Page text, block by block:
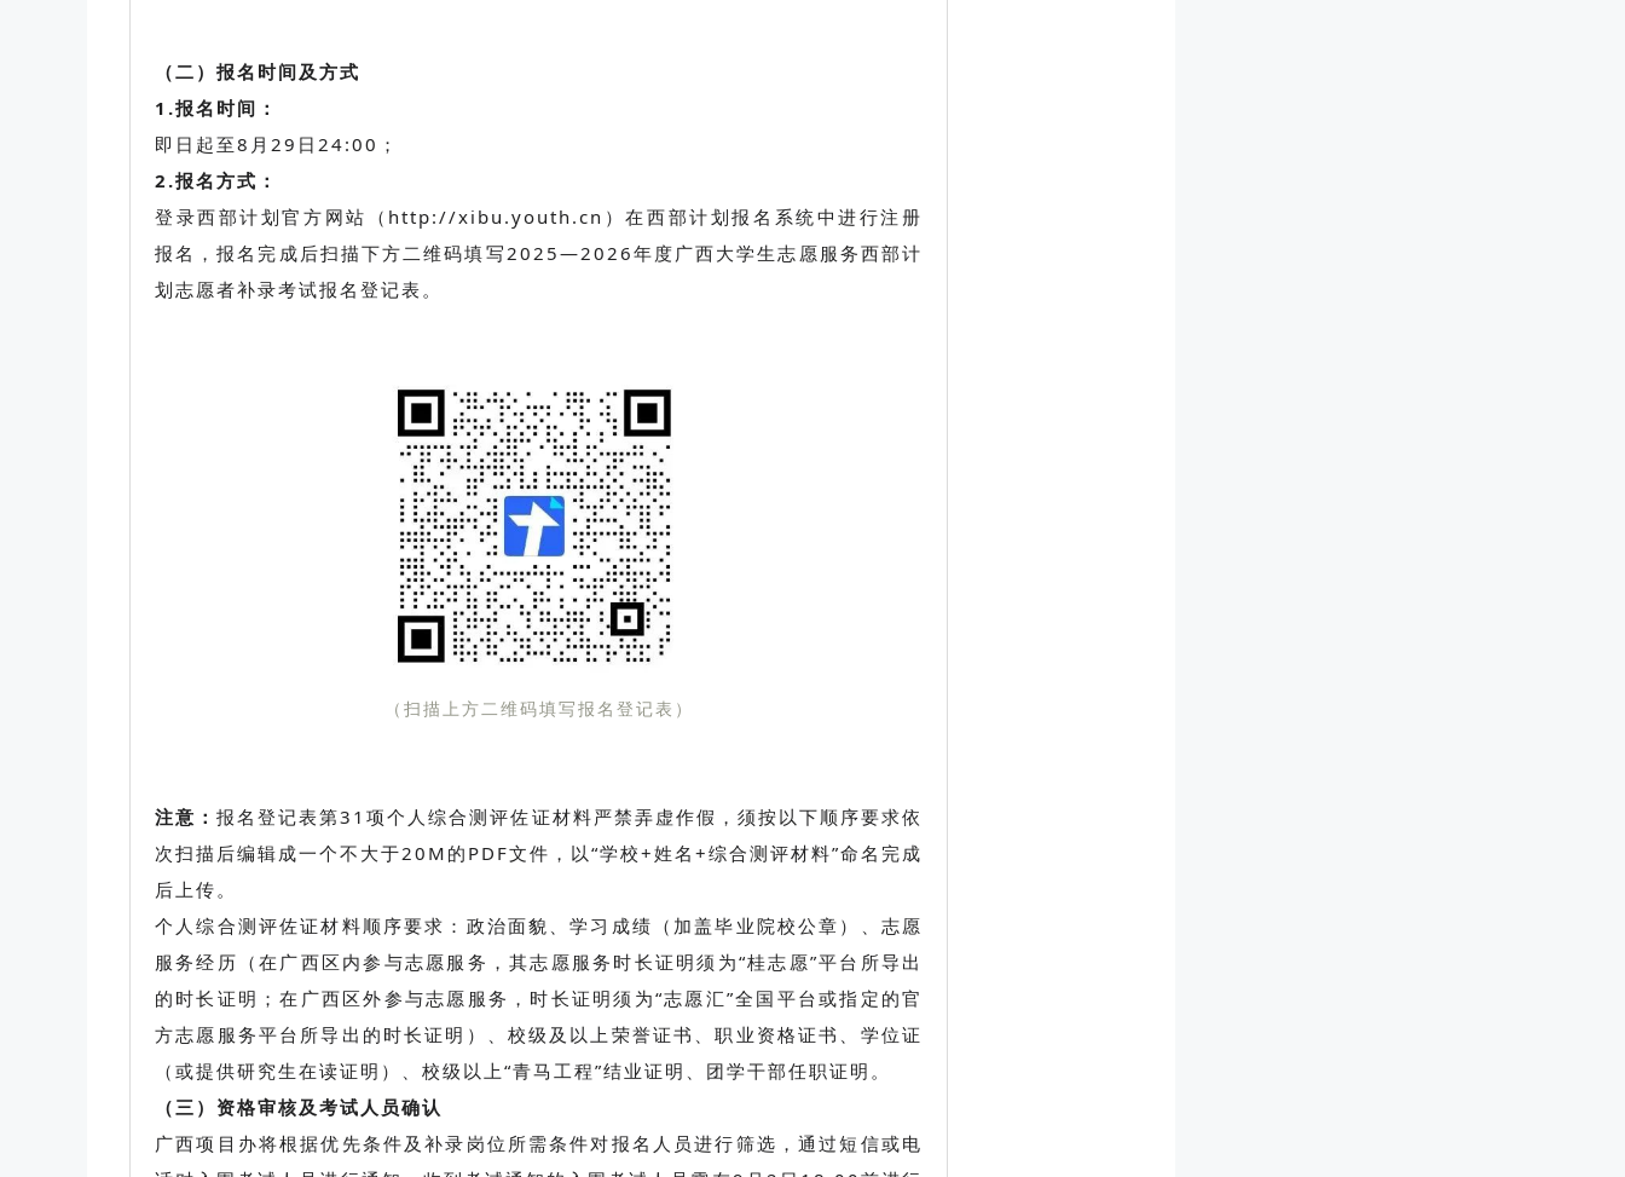
（二）报名时间及方式
1.报名时间：
即日起至8月29日24:00；
2.报名方式：
登录西部计划官方网站（http://xibu.youth.cn）在西部计划报名系统中进行注册
报名，报名完成后扫描下方二维码填写2025—2026年度广西大学生志愿服务西部计
划志愿者补录考试报名登记表。
（扫描上方二维码填写报名登记表）
注意：报名登记表第31项个人综合测评佐证材料严禁弄虚作假，须按以下顺序要求依
次扫描后编辑成一个不大于20M的PDF文件，以“学校+姓名+综合测评材料”命名完成
后上传。
个人综合测评佐证材料顺序要求：政治面貌、学习成绩（加盖毕业院校公章）、志愿
服务经历（在广西区内参与志愿服务，其志愿服务时长证明须为“桂志愿”平台所导出
的时长证明；在广西区外参与志愿服务，时长证明须为“志愿汇”全国平台或指定的官
方志愿服务平台所导出的时长证明）、校级及以上荣誉证书、职业资格证书、学位证
（或提供研究生在读证明）、校级以上“青马工程”结业证明、团学干部任职证明。
（三）资格审核及考试人员确认
广西项目办将根据优先条件及补录岗位所需条件对报名人员进行筛选，通过短信或电